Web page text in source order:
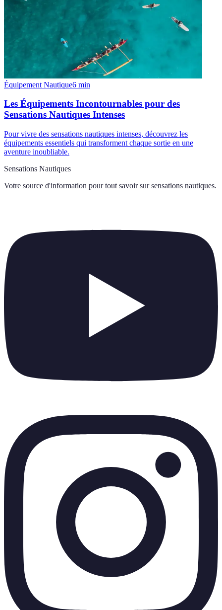
Équipement Nautique6 min
Les Équipements Incontournables pour des
Sensations Nautiques Intenses
Pour vivre des sensations nautiques intenses, découvrez les
équipements essentiels qui transforment chaque sortie en une
aventure inoubliable.
Sensations Nautiques
Votre source d'information pour tout savoir sur sensations nautiques.